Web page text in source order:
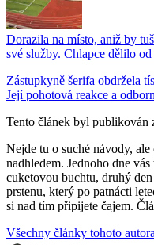
Dorazila na místo, aniž by
své služby. Chlapce dělilo
Zástupkyně šerifa obdržela
Její pohotová reakce a
Tento článek byl publikován
Nejde tu o suché návody,
nadhledem. Jednoho dne
cuketovou buchtu, druhý
prstenu, který po patnácti
si nad tím připijete čajem.
Všechny články tohoto